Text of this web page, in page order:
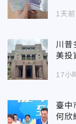
1天前
川普
美投
17小
臺中
何欣